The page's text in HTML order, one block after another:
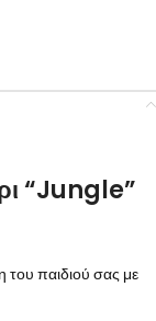
“Jungle”
παιδιού σας με